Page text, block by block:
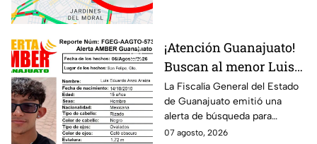
¡Atención Guanajuato!
Buscan al menor Luis
Eduardo Anzo Araiza
desaparecido en San
Felipe
La Fiscalía General del Estado
de Guanajuato emitió una
alerta de búsqueda para
localizar al menor Luis Eduardo
07 agosto, 2026